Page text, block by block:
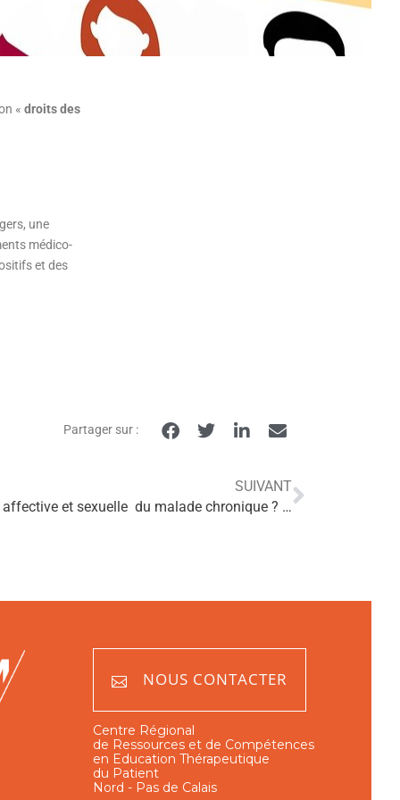
« droits des
une
médico-
et des
Partager sur :
SUIVANT
Comment aborder en ETP, la vie affective et sexuelle du malade chronique ? Mini-dossier
NOUS CONTACTER
Centre Régional
de Ressources et de Compétences
en Education Thérapeutique
du Patient
Nord - Pas de Calais